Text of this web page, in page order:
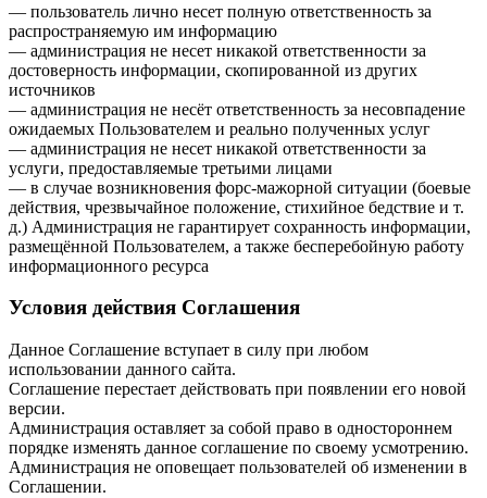
— пользователь лично несет полную ответственность за
распространяемую им информацию
— администрация не несет никакой ответственности за
достоверность информации, скопированной из других
источников
— администрация не несёт ответственность за несовпадение
ожидаемых Пользователем и реально полученных услуг
— администрация не несет никакой ответственности за
услуги, предоставляемые третьими лицами
— в случае возникновения форс-мажорной ситуации (боевые
действия, чрезвычайное положение, стихийное бедствие и т.
д.) Администрация не гарантирует сохранность информации,
размещённой Пользователем, а также бесперебойную работу
информационного ресурса
Условия действия Соглашения
Данное Соглашение вступает в силу при любом
использовании данного сайта.
Соглашение перестает действовать при появлении его новой
версии.
Администрация оставляет за собой право в одностороннем
порядке изменять данное соглашение по своему усмотрению.
Администрация не оповещает пользователей об изменении в
Соглашении.